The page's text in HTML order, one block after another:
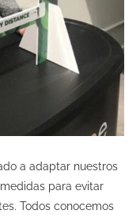
a adaptar nuestros
para evitar
Todos conocemos